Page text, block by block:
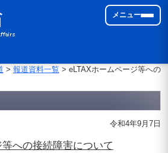
メニュー
> 報道資料一覧> eLTAXホームページ等への
令和4年9月7日
への接続障害について